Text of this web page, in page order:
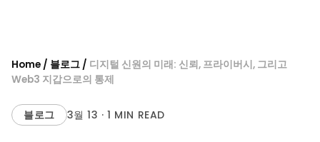
Home / 블로그 / 디지털 신원의 미래: 신뢰, 프라이버시, 그리고
Web3 지갑으로의 통제
블로그 3월 13 · 1 MIN READ